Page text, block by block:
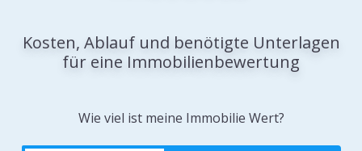
Kosten, Ablauf und benötigte Unterlagen
für eine Immobilienbewertung
Wie viel ist meine Immobilie Wert?